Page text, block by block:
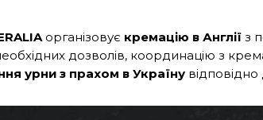
організовує кремацію в Англіїз
дозволів, координацію з
урни з прахом в Україну